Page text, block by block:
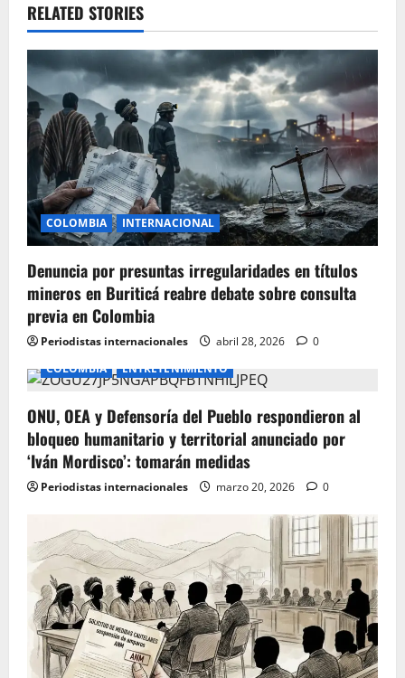
v
i
g
a
t
i
o
n
RELATED STORIES
COLOMBIA INTERNACIONAL
Denuncia por presuntas irregularidades en títulos
mineros en Buriticá reabre debate sobre consulta
previa en Colombia
Periodistas internacionales abril 28, 2026
0
COLOMBIA
ENTRETENIMIENTO
ONU, OEA y Defensoría del Pueblo respondieron al
bloqueo humanitario y territorial anunciado por
‘Iván Mordisco’: tomarán medidas
Periodistas internacionales marzo 20, 2026 0